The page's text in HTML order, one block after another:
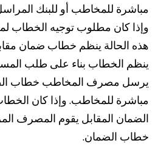
مباشرة للمخاطب أو للبنك
وإذا كان مطلوب توجيه
هذه الحالة ينظم خطاب ضمان
ينظم الخطاب بناء على طلب
يرسل مصرف المخاطب خطاب
مباشرة للمخاطب. وإذا كان
الضمان المقابل يقوم المصرف
خطاب الضمان.